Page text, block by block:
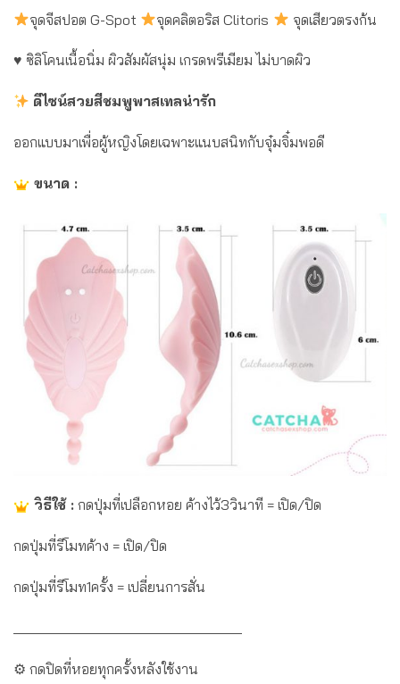
จุดจีสปอต G-Spot จุดคลิตอริส Clitoris จุดเสียวตรงก้น
♥ ซิลิโคนเนื้อนิ่ม ผิวสัมผัสนุ่ม เกรดพรีเมียม ไม่บาดผิว
ดีไซน์สวยสีชมพูพาสเทลน่ารัก
ออกแบบมาเพื่อผู้หญิงโดยเฉพาะแนบสนิทกับจุ๋มจิ๋มพอดี
ขนาด :
วิธีใช้ : กดปุ่มที่เปลือกหอย ค้างไว้3วินาที = เปิด/ปิด
กดปุ่มที่รีโมทค้าง = เปิด/ปิด
กดปุ่มที่รีโมท1ครั้ง = เปลี่ยนการสั่น
⚙ กดปิดที่หอยทุกครั้งหลังใช้งาน